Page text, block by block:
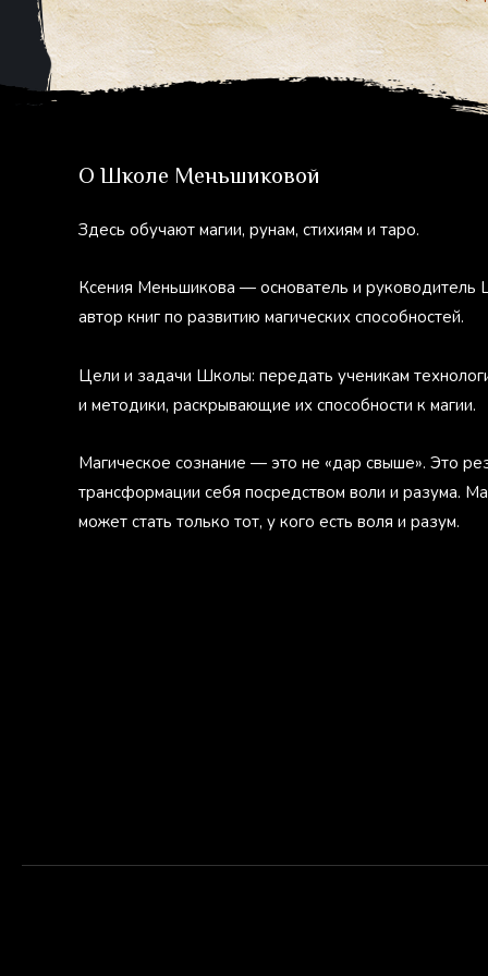
О Школе Меньшиковой
Здесь обучают магии, рунам, стихиям и таро.
Ксения Меньшикова — основатель и руководитель
автор книг по развитию магических способностей.
Цели и задачи Школы: передать ученикам
и методики, раскрывающие их способности к магии.
Магическое сознание — это не «дар свыше». Это
трансформации себя посредством воли и разума.
может стать только тот, у кого есть воля и разум.